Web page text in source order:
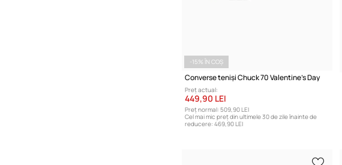
-15% ÎN COȘ
Converse teniși Chuck 70 Valentine's Day
Preț actual:
449,90 LEI
Preț normal: 509,90 LEI
Cel mai mic preț din ultimele 30 de zile înainte de
reducere: 469,90 LEI